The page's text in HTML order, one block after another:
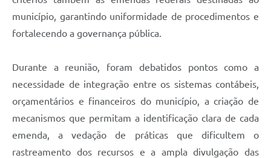
município, garantindo uniformidade de procedimentos e
fortalecendo a governança pública.
Durante a reunião, foram debatidos pontos como a
necessidade de integração entre os sistemas contábeis,
orçamentários e financeiros do município, a criação de
mecanismos que permitam a identificação clara de cada
emenda, a vedação de práticas que dificultem o
rastreamento dos recursos e a ampla divulgação das